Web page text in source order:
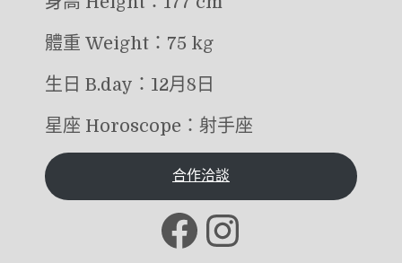
體重 Weight：75 kg
生日 B.day：12月8日
星座 Horoscope：射手座
合作洽談
Facebook Instagram